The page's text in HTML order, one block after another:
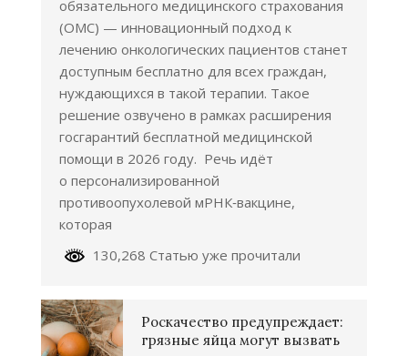
обязательного медицинского страхования
(ОМС) — инновационный подход к
лечению онкологических пациентов станет
доступным бесплатно для всех граждан,
нуждающихся в такой терапии. Такое
решение озвучено в рамках расширения
госгарантий бесплатной медицинской
помощи в 2026 году. Речь идёт
о персонализированной
противоопухолевой мРНК‑вакцине,
которая
130,268 Статью уже прочитали
Роскачество предупреждает:
грязные яйца могут вызвать